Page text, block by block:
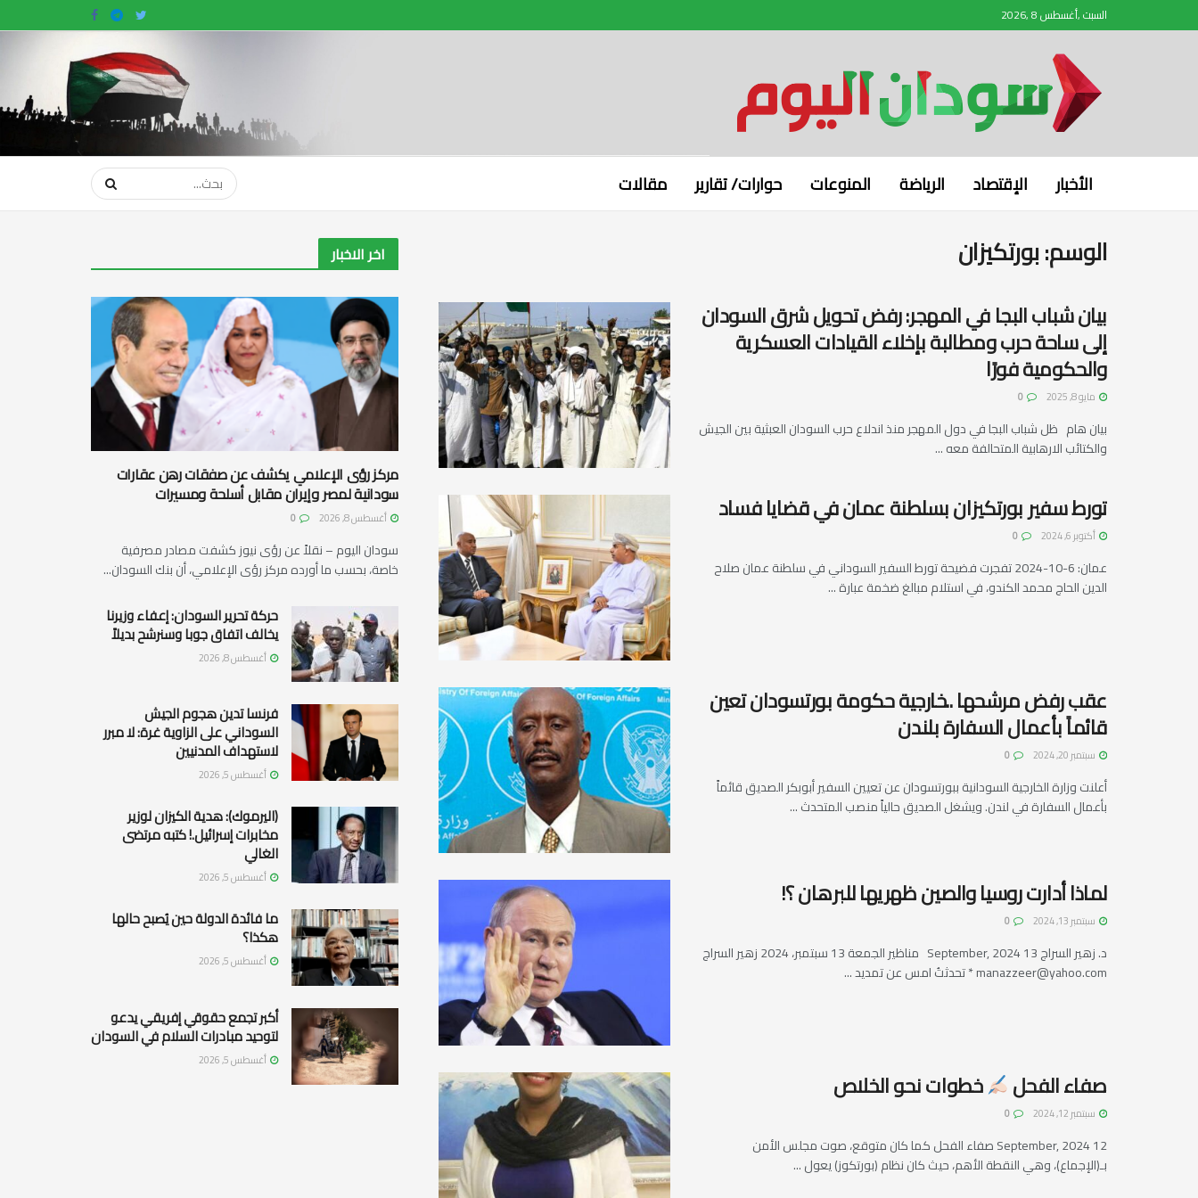
السبت ,أغسطس 8 ,2026
الأخبار الإقتصاد الرياضة المنوعات حوارات/ تقارير مقالات
الوسم:بورتكيزان
بيان شباب البجا في المهجر: رفض تحويل شرق السودان
إلى ساحة حرب ومطالبة بإخلاء القيادات العسكرية
والحكومية فورًا
مايو 8, 2025
بيان هام ظل شباب البجا في دول المهجر منذ اندلاع حرب السودان العبثية بين الجيش
والكتائب الارهابية المتحالفة معه ...
تورط سفير بورتكيزان بسلطنة عمان في قضايا فساد
أكتوبر 6, 2024
عمان: 6-10-2024 تفجرت فضيحة تورط السفير السوداني في سلطنة عمان صلاح
الدين الحاج محمد الكندو، في استلام مبالغ ضخمة عبارة ...
عقب رفض مرشحها ..خارجية حكومة بورتسودان تعين
قائماً بأعمال السفارة بلندن
سبتمبر 20, 2024
أعلنت وزارة الخارجية السودانية ببورتسودان عن تعيين السفير أبوبكر الصديق قائماً
بأعمال السفارة في لندن. ويشغل الصديق حالياً منصب المتحدث ...
لماذا أدارت روسيا والصين ظهريها للبرهان ؟!
سبتمبر 13, 2024
د. زهير السراج 13 September, 2024 مناظير الجمعة 13 سبتمبر، 2024 زهير السراج
manazzeer@yahoo.com* تحدثتُ امس عن تمديد ...
صفاء الفحل خطوات نحو الخلاص
سبتمبر 12, 2024
12 September, 2024 صفاء الفحل كما كان متوقع، صوت مجلس الأمن
بـ(الإجماع)، وهي النقطة الأهم، حيث كان نظام (بورتكوز) يعول ...
اخر الاخبار
مركز رؤى الإعلامي يكشف عن صفقات رهن عقارات
سودانية لمصر وإيران مقابل أسلحة ومسيرات
أغسطس 8, 2026
سودان اليوم – نقلاً عن رؤى نيوز كشفت مصادر مصرفية
خاصة، بحسب ما أورده مركز رؤى الإعلامي، أن بنك السودان...
حركة تحرير السودان: إعفاء وزيرنا
يخالف اتفاق جوبا وسنرشح بديلاً
أغسطس 8, 2026
فرنسا تدين هجوم الجيش
السوداني على الزاوية غرة: لا مبرر
لاستهداف المدنيين
أغسطس 5, 2026
(اليرموك): هدية الكيزان لوزير
مخابرات إسرائيل.! كتبه مرتضى
الغالي
أغسطس 5, 2026
ما فائدة الدولة حين يُصبح حالها
هكذا؟
أغسطس 5, 2026
أكبر تجمع حقوقي إفريقي يدعو
لتوحيد مبادرات السلام في السودان
أغسطس 5, 2026